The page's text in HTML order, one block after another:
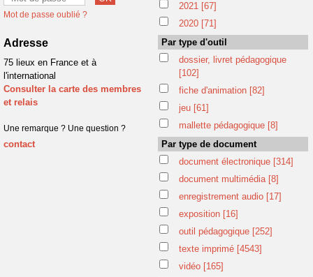
Mot de passe oublié ?
Adresse
75 lieux en France et à
l'international
Consulter la carte des membres
et relais
Une remarque ? Une question ?
contact
2021 [67]
2020 [71]
Par type d'outil
dossier, livret pédagogique
[102]
fiche d'animation [82]
jeu [61]
mallette pédagogique [8]
Par type de document
document électronique [314]
document multimédia [8]
enregistrement audio [17]
exposition [16]
outil pédagogique [252]
texte imprimé [4543]
vidéo [165]